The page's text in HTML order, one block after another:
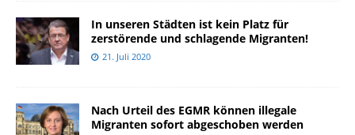
In unseren Städten ist kein Platz für
zerstörende und schlagende Migranten!
21. Juli 2020
Nach Urteil des EGMR können illegale
Migranten sofort abgeschoben werden